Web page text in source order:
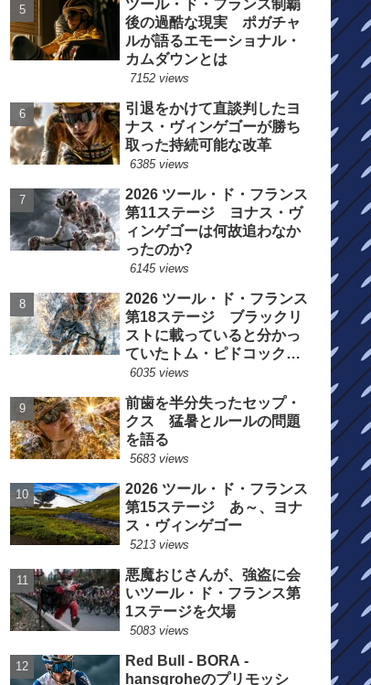
ツール・ド・フランス制覇
後の過酷な現実 ポガチャ
ルが語るエモーショナル・
カムダウンとは
7152 views
引退をかけて直談判したヨ
ナス・ヴィンゲゴーが勝ち
取った持続可能な改革
6385 views
2026 ツール・ド・フランス
第11ステージ ヨナス・ヴ
ィンゲゴーは何故追わなか
ったのか?
6145 views
2026 ツール・ド・フランス
第18ステージ ブラックリ
ストに載っていると分かっ
ていたトム・ピドコックは
総合順位死守に
6035 views
前歯を半分失ったセップ・
クス 猛暑とルールの問題
を語る
5683 views
2026 ツール・ド・フランス
第15ステージ あ～、ヨナ
ス・ヴィンゲゴー
5213 views
悪魔おじさんが、強盗に会
いツール・ド・フランス第
1ステージを欠場
5083 views
Red Bull - BORA -
hansgroheのプリモッシ